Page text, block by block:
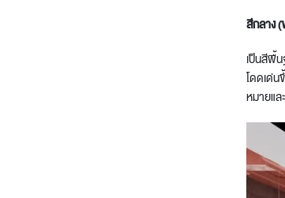
สีกลาง (
เป็นสีพื้
โดดเด่น
หมายแ